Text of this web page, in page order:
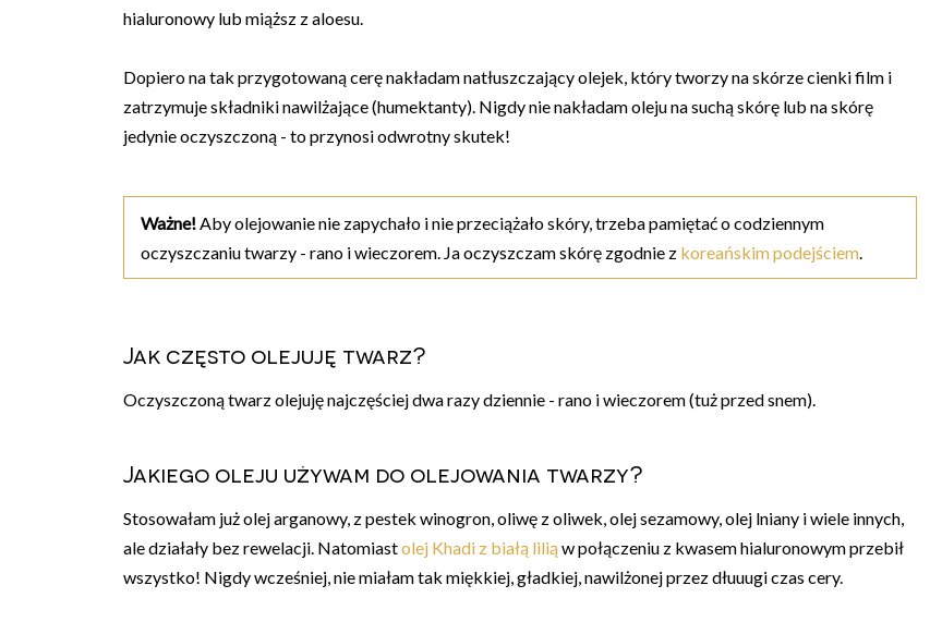
hialuronowy lub miąższ z aloesu.
Dopiero na tak przygotowaną cerę nakładam natłuszczający olejek, który tworzy na skórze cienki film i
zatrzymuje składniki nawilżające (humektanty). Nigdy nie nakładam oleju na suchą skórę lub na skórę
jedynie oczyszczoną - to przynosi odwrotny skutek!
Ważne! Aby olejowanie nie zapychało i nie przeciążało skóry, trzeba pamiętać o codziennym
oczyszczaniu twarzy - rano i wieczorem. Ja oczyszczam skórę zgodnie z koreańskim podejściem
Jak często olejuję twarz?
Oczyszczoną twarz olejuję najczęściej dwa razy dziennie - rano i wieczorem (tuż przed snem).
Jakiego oleju używam do olejowania twarzy?
Stosowałam już olej arganowy, z pestek winogron, oliwę z oliwek, olej sezamowy, olej lniany i wiele innych,
ale działały bez rewelacji. Natomiastolej Khadi z białą lilią w połączeniu z kwasem hialuronowym przebił
wszystko! Nigdy wcześniej, nie miałam tak miękkiej, gładkiej, nawilżonej przez dłuuugi czas cery.